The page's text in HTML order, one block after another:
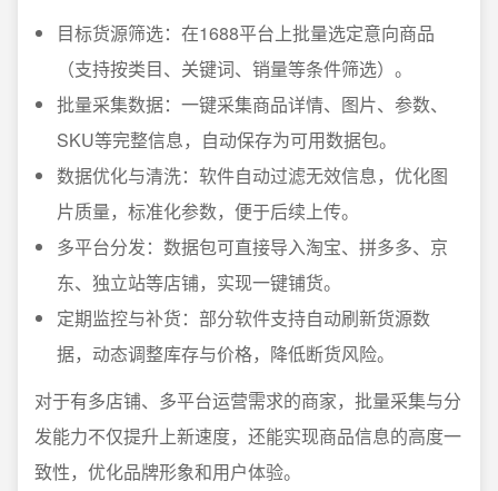
目标货源筛选：在1688平台上批量选定意向商品
（支持按类目、关键词、销量等条件筛选）。
批量采集数据：一键采集商品详情、图片、参数、
SKU等完整信息，自动保存为可用数据包。
数据优化与清洗：软件自动过滤无效信息，优化图
片质量，标准化参数，便于后续上传。
多平台分发：数据包可直接导入淘宝、拼多多、京
东、独立站等店铺，实现一键铺货。
定期监控与补货：部分软件支持自动刷新货源数
据，动态调整库存与价格，降低断货风险。
对于有多店铺、多平台运营需求的商家，批量采集与分
发能力不仅提升上新速度，还能实现商品信息的高度一
致性，优化品牌形象和用户体验。